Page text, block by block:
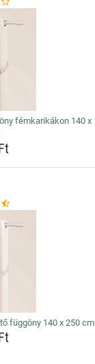
fémkarikákon 140 x
függöny 140 x 250 cm